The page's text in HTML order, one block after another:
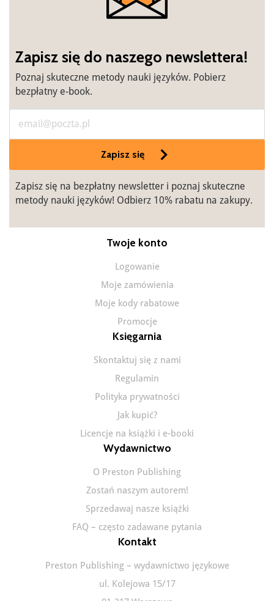
Zapisz się do naszego newslettera!
Poznaj skuteczne metody nauki języków. Pobierz
bezpłatny e-book.
Zapisz się
Zapisz się na bezpłatny newsletter i poznaj skuteczne
metody nauki języków! Odbierz 10% rabatu na zakupy.
Twoje konto
Logowanie
Moje zamówienia
Moje kody rabatowe
Promocje
Księgarnia
Skontaktuj się z nami
Regulamin
Polityka prywatności
Jak kupić?
Licencje na książki i e-booki
Wydawnictwo
O Preston Publishing
Zostań naszym autorem!
Sprzedawaj nasze książki
FAQ – często zadawane pytania
Kontakt
Preston Publishing – wydawnictwo językowe
ul. Kolejowa 15/17